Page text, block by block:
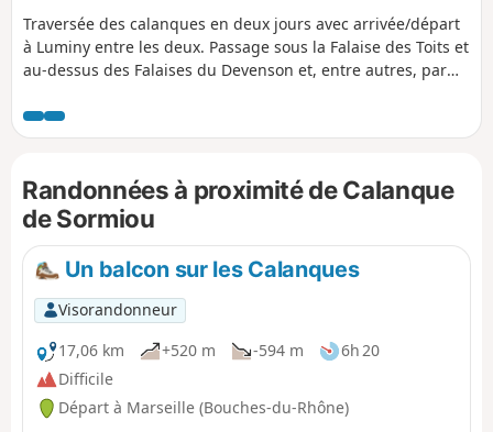
Traversée des calanques en deux jours avec arrivée/départ
à Luminy entre les deux. Passage sous la Falaise des Toits et
au-dessus des Falaises du Devenson et, entre autres, par
Port-Pin. Vous êtes dans le Parc National des Calanques qui
est soumis à une réglementation spécifique. En cas de non
pouvant aller jusqu'à 1500 €.
Randonnées à proximité de Calanque
de Sormiou
Un balcon sur les Calanques
Visorandonneur
17,06 km
+520 m -594 m
6h 20
Difficile
Départ à Marseille (Bouches-du-Rhône)